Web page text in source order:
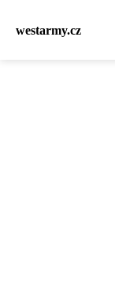
westarmy.cz